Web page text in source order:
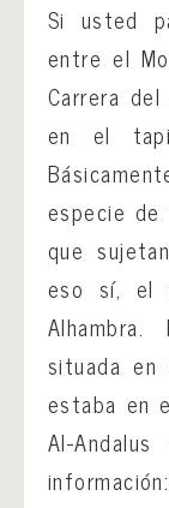
Si usted
entre el
Carrera
en el
especie
que
eso sí, el
situada en
estaba en
Al-